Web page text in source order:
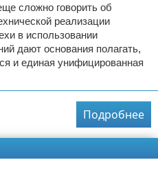
сложно говорить об
реализации
в использовании
дают основания полагать,
и единая унифицированная
Подробнее